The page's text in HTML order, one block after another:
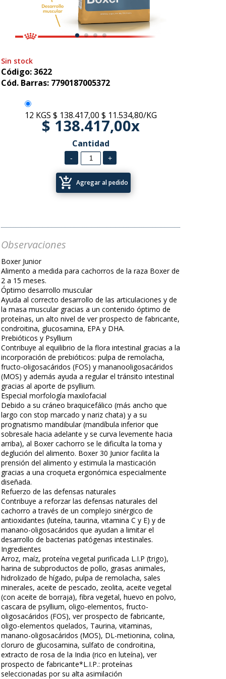
Sin stock
Código: 3622
Cód. Barras: 7790187005372
12 KGS $ 138.417,00 $ 11.534,80/KG
$ 138.417,00x
Cantidad
add_shopping_cart Agregar al pedido
Observaciones
Boxer Junior
Alimento a medida para cachorros de la raza Boxer de
2 a 15 meses.
Óptimo desarrollo muscular
Ayuda al correcto desarrollo de las articulaciones y de
la masa muscular gracias a un contenido óptimo de
proteínas, un alto nivel de ver prospecto de fabricante,
condroitina, glucosamina, EPA y DHA.
Prebióticos y Psyllium
Contribuye al equilibrio de la flora intestinal gracias a la
incorporación de prebióticos: pulpa de remolacha,
fructo-oligosacáridos (FOS) y mananooligosacáridos
(MOS) y además ayuda a regular el tránsito intestinal
gracias al aporte de psyllium.
Especial morfología maxilofacial
Debido a su cráneo braquicefálico (más ancho que
largo con stop marcado y nariz chata) y a su
prognatismo mandibular (mandíbula inferior que
sobresale hacia adelante y se curva levemente hacia
arriba), al Boxer cachorro se le dificulta la toma y
deglución del alimento. Boxer 30 Junior facilita la
prensión del alimento y estimula la masticación
gracias a una croqueta ergonómica especialmente
diseñada.
Refuerzo de las defensas naturales
Contribuye a reforzar las defensas naturales del
cachorro a través de un complejo sinérgico de
antioxidantes (luteína, taurina, vitamina C y E) y de
manano-oligosacáridos que ayudan a limitar el
desarrollo de bacterias patógenas intestinales.
Ingredientes
Arroz, maíz, proteína vegetal purificada L.I.P (trigo),
harina de subproductos de pollo, grasas animales,
hidrolizado de hígado, pulpa de remolacha, sales
minerales, aceite de pescado, zeolita, aceite vegetal
(con aceite de borraja), fibra vegetal, huevo en polvo,
cascara de psyllium, oligo-elementos, fructo-
oligosacáridos (FOS), ver prospecto de fabricante,
oligo-elementos quelados, Taurina, vitaminas,
manano-oligosacáridos (MOS), DL-metionina, colina,
cloruro de glucosamina, sulfato de condroitina,
extracto de rosa de la India (rico en luteína), ver
prospecto de fabricante*L.I.P.: proteínas
seleccionadas por su alta asimilación